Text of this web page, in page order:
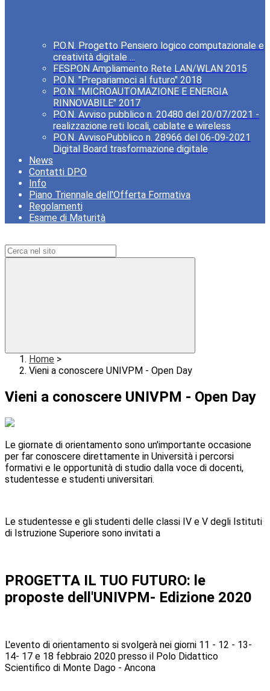
P.O.N. Progetto Pensiero logico computazionale e
creatività digitale ...
FESPON Ampliamento Rete LAN/WLAN 2015
P.O.N. "Prepariamoci al futuro" 2018
P.O.N. "MICROAUTOMAZIONE E ENERGIA
RINNOVABILE" 2017
P.O.N. Avviso pubblico n. 20480 del 20/07/2021 -
realizzazione reti locali, cablate e wireless
P.O.N. AvvisoPubblico n. 28966 del 06-09-2021
Digital Board trasformazione digitale
News
Contatti DPO
Info
Piano Triennale dell'Offerta Formativa
Regolamenti
Esame di Maturità
Home >
Vieni a conoscere UNIVPM - Open Day
Vieni a conoscere UNIVPM - Open Day
Le giornate di orientamento sono un'importante occasione
per far conoscere direttamente in Università i percorsi
formativi e le opportunità di studio dalla voce di docenti,
studentesse e studenti universitari.
Le studentesse e gli studenti delle classi IV e V degli Istituti
di Istruzione Superiore sono invitati a
PROGETTA IL TUO FUTURO: le
proposte dell'UNIVPM- Edizione 2020
L'evento di orientamento si svolgerà nei giorni 11 - 12 - 13-
14- 17 e 18 febbraio 2020 presso il Polo Didattico
Scientifico di Monte Dago - Ancona